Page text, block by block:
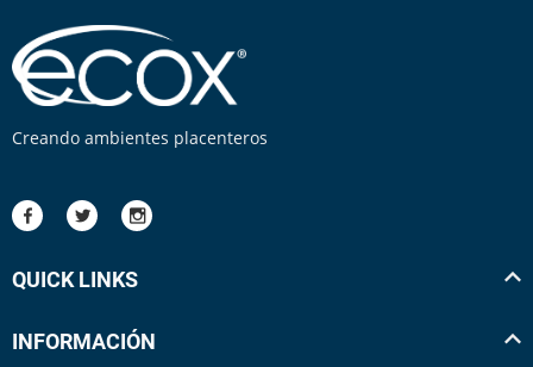
Creando ambientes placenteros
QUICK LINKS
INFORMACIÓN